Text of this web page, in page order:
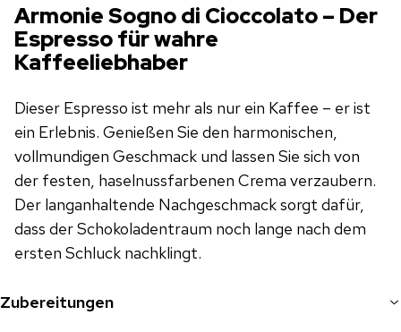
Armonie Sogno di Cioccolato – Der
Espresso für wahre
Kaffeeliebhaber
Dieser Espresso ist mehr als nur ein Kaffee – er ist
ein Erlebnis. Genießen Sie den harmonischen,
vollmundigen Geschmack und lassen Sie sich von
der festen, haselnussfarbenen Crema verzaubern.
Der langanhaltende Nachgeschmack sorgt dafür,
dass der Schokoladentraum noch lange nach dem
ersten Schluck nachklingt.
Zubereitungen